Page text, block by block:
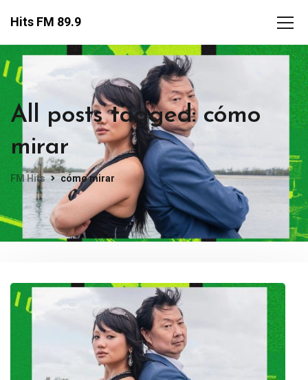
Hits FM 89.9
All posts tagged: cómo
mirar
FM Hits cómo mirar